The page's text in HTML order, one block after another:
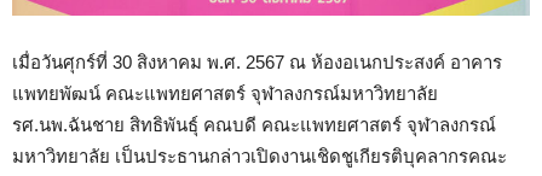
เมื่อวันศุกร์ที่ 30 สิงหาคม พ.ศ. 2567 ณ ห้องอเนกประสงค์ อาคาร
แพทยพัฒน์ คณะแพทยศาสตร์ จุฬาลงกรณ์มหาวิทยาลัย
รศ.นพ.ฉันชาย สิทธิพันธุ์ คณบดี คณะแพทยศาสตร์ จุฬาลงกรณ์
มหาวิทยาลัย เป็นประธานกล่าวเปิดงานเชิดชูเกียรติบุคลากรคณะ